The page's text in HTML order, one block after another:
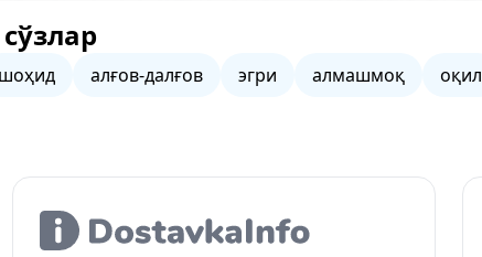
шоҳид алғов-далғов эгри алмашмоқ оқил